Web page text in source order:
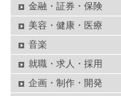
金融・証券・保険
美容・健康・医療
音楽
就職・求人・採用
企画・制作・開発